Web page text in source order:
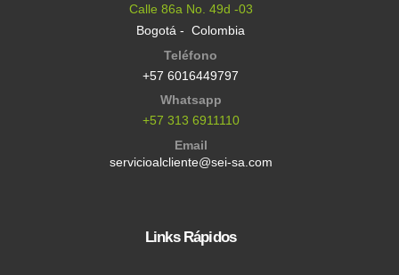
Calle 86a No. 49d -03
Bogotá - Colombia
Teléfono
+57 6016449797
Whatsapp
+57 313 6911110
Email
servicioalcliente@sei-sa.com
Links Rápidos